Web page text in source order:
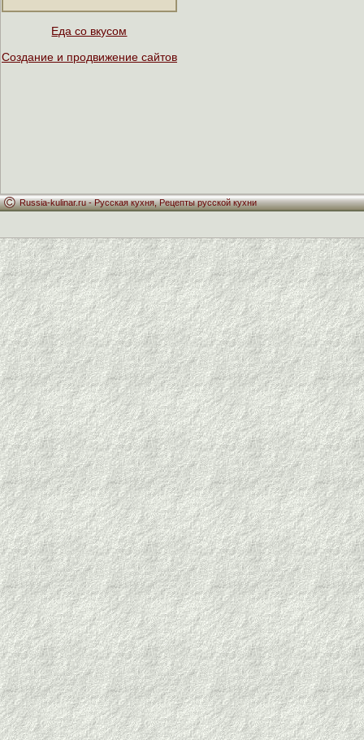
Еда со вкусом
Создание и продвижение сайтов
Russia-kulinar.ru -Русская кухня,Рецепты русской кухни